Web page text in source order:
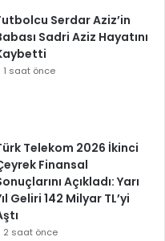
Serdar Aziz’in
Sadri Aziz Hayatını
1 saat önce
Telekom 2026 İkinci
Finansal
Açıkladı: Yarı
Geliri 142 Milyar TL’yi
2 saat önce